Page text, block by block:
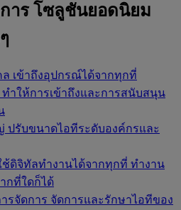
าร โซลูชันยอดนิยม
ล เข้าถึงอุปกรณ์ได้จากทุกที่
ทำให้การเข้าถึงและการสนับสนุน
ปรับขนาดไอทีระดับองค์กรและ
ดิจิทัลทำงานได้จากทุกที่ ทำงาน
กที่ใดก็ได้
รจัดการ จัดการและรักษาไอทีของ